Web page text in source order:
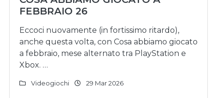
FEBBRAIO 26
Eccoci nuovamente (in fortissimo ritardo),
anche questa volta, con Cosa abbiamo giocato
a febbraio, mese alternato tra PlayStation e
Xbox. …
Videogiochi 29 Mar 2026